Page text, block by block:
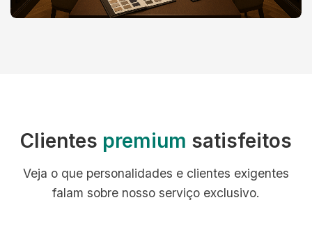
Clientes premium satisfeitos
Veja o que personalidades e clientes exigentes
falam sobre nosso serviço exclusivo.